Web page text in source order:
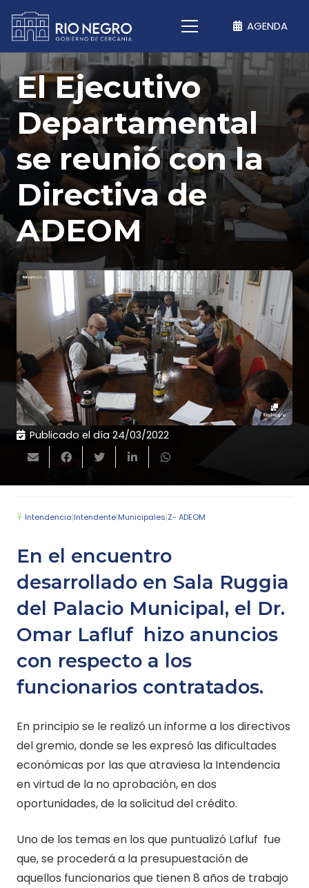
AGENDA
El Ejecutivo
Departamental
se reunió con la
Directiva de
ADEOM
Publicado el día 24/03/2022
Intendencia|Intendente|Municipales|Z- ADEOM
En el encuentro
desarrollado en Sala Ruggia
del Palacio Municipal, el Dr.
Omar Lafluf hizo anuncios
con respecto a los
funcionarios contratados.
En principio se le realizó un informe a los directivos
del gremio, donde se les expresó las dificultades
económicas por las que atraviesa la Intendencia
en virtud de la no aprobación, en dos
oportunidades, de la solicitud del crédito.
Uno de los temas en los que puntualizó Lafluf fue
que, se procederá a la presupuestación de
aquellos funcionarios que tienen 8 años de trabajo